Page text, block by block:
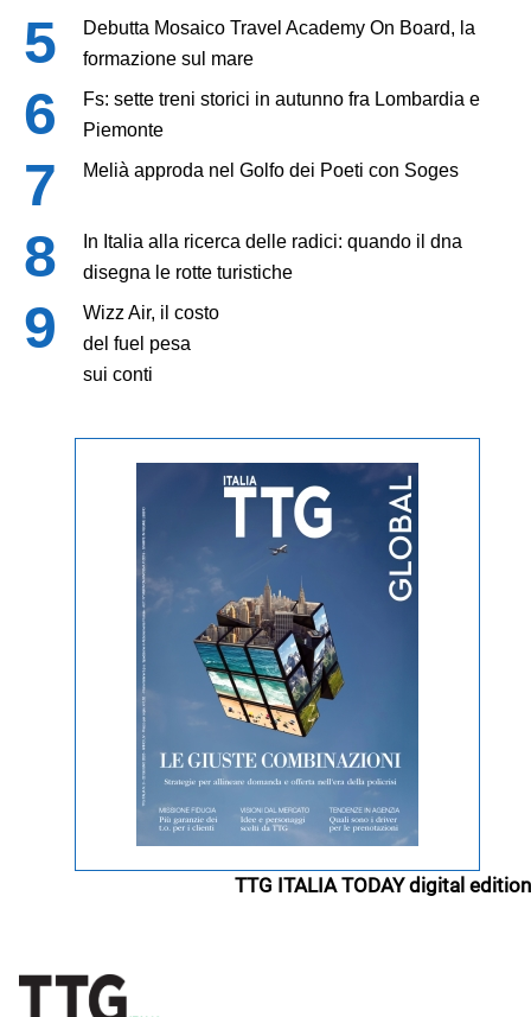
Debutta Mosaico Travel Academy On Board, la
formazione sul mare
Fs: sette treni storici in autunno fra Lombardia e
Piemonte
Melià approda nel Golfo dei Poeti con Soges
In Italia alla ricerca delle radici: quando il dna
disegna le rotte turistiche
Wizz Air, il costo
del fuel pesa
sui conti
TTG ITALIA TODAY digital edition